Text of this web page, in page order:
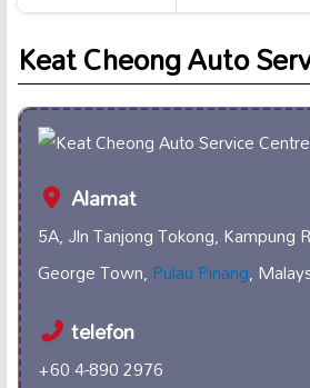
Keat Cheong Auto
Alamat
5A, Jln Tanjong Tokong, Kampung
George Town,Pulau Pinang,
telefon
+60 4-890 2976